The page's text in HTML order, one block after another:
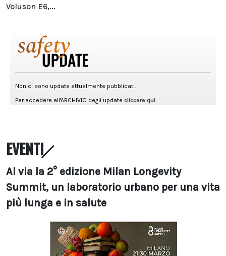
Voluson E6,...
EVENTI
Al via la 2° edizione Milan Longevity
Summit, un laboratorio urbano per una vita
più lunga e in salute